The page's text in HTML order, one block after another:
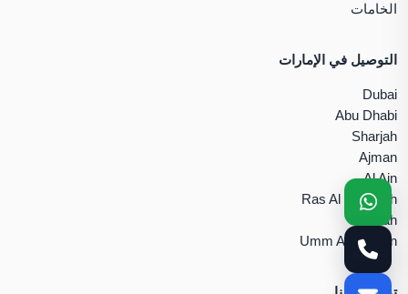
الخامات
التوصيل في الإمارات
Dubai
Abu Dhabi
Sharjah
Ajman
Al Ain
Ras Al Khaimah
Fujairah
Umm Al Quwain